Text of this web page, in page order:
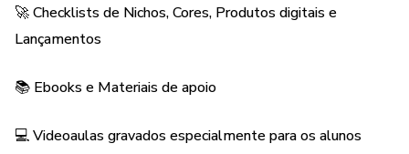
🚀 Checklists de Nichos, Cores, Produtos digitais e
Lançamentos
📚 Ebooks e Materiais de apoio
💻 Videoaulas gravados especialmente para os alunos